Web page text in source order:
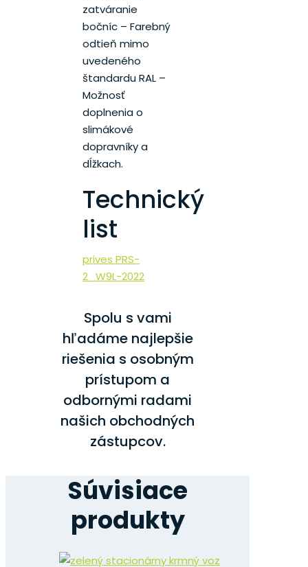
zatváranie
bočníc – Farebný
odtieň mimo
uvedeného
štandardu RAL –
Možnosť
doplnenia o
slimákové
dopravníky a
dĺžkach.
Technický
list
prives PRS-
2_W9L-2022
Spolu s vami
hľadáme najlepšie
riešenia s osobným
prístupom a
odbornými radami
našich obchodných
zástupcov.
Súvisiace
produkty